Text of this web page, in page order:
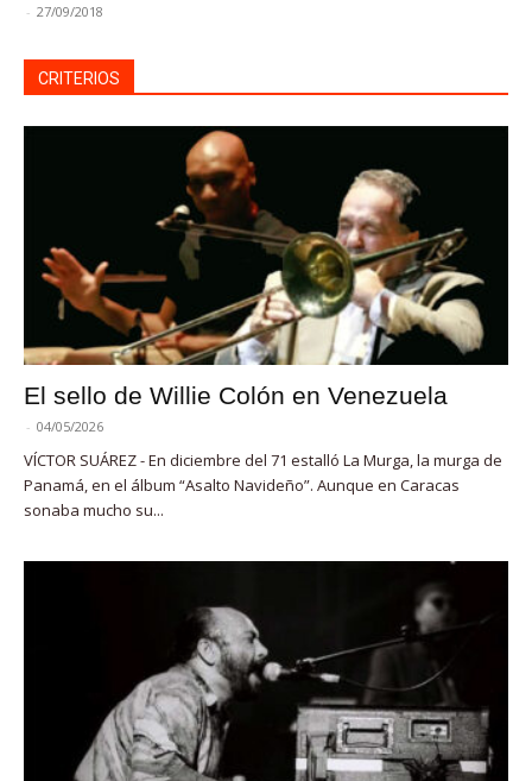
- 27/09/2018
CRITERIOS
El sello de Willie Colón en Venezuela
- 04/05/2026
VÍCTOR SUÁREZ - En diciembre del 71 estalló La Murga, la murga de
Panamá, en el álbum “Asalto Navideño”. Aunque en Caracas
sonaba mucho su...